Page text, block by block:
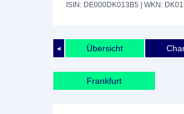
ISIN: DE000DK013B5 | WKN:
◄ Übersicht
Frankfurt